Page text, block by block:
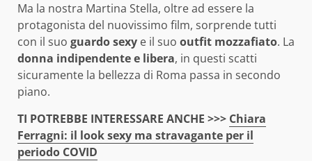
Ma la nostra Martina Stella, oltre ad essere la
protagonista del nuovissimo film, sorprende tutti
con il suo guardo sexy e il suo outfit mozzafiato. La
donna indipendente e libera, in questi scatti
sicuramente la bellezza di Roma passa in secondo
piano.
TI POTREBBE INTERESSARE ANCHE >>> Chiara
Ferragni: il look sexy ma stravagante per il
periodo COVID